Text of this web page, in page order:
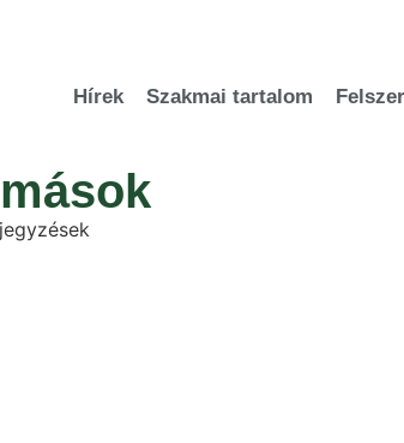
Hírek Szakmai tartalom